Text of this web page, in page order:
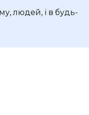
людей, і в будь-